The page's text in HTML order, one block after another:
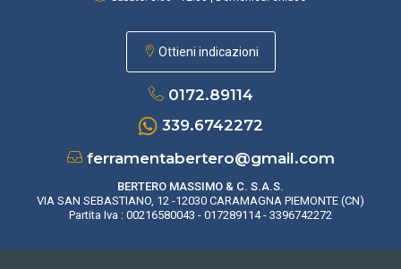
Ottieni indicazioni
0172.89114
339.6742272
ferramentabertero@gmail.com
BERTERO MASSIMO & C. S.A.S.
VIA SAN SEBASTIANO, 12 -12030 CARAMAGNA PIEMONTE (CN)
Partita Iva : 00216580043 - 017289114 - 3396742272